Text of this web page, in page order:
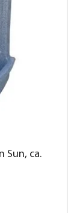
Sun, ca.